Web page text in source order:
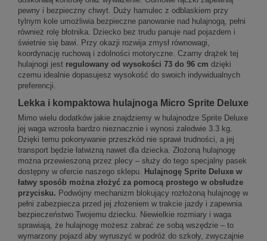
pewny i bezpieczny chwyt. Duży hamulec z odblaskiem przy
tylnym kole umożliwia bezpieczne panowanie nad hulajnogą, pełni
również rolę błotnika. Dziecko bez trudu panuje nad pojazdem i
świetnie się bawi. Przy okazji rozwija zmysł równowagi,
koordynację ruchową i zdolności motoryczne. Czarny drążek tej
hulajnogi jest regulowany od wysokości 73 do 96 cm dzięki
czemu idealnie dopasujesz wysokość do swoich indywidualnych
preferencji.
Lekka i kompaktowa hulajnoga Micro Sprite Deluxe
Mimo wielu dodatków jakie znajdziemy w hulajnodze Sprite Deluxe
jej waga wzrosła bardzo nieznacznie i wynosi zaledwie 3.3 kg.
Dzięki temu pokonywanie przeszkód nie sprawi trudności, a jej
transport będzie łatwizną nawet dla dziecka. Złożoną hulajnogę
można przewieszoną przez plecy – służy do tego specjalny pasek
dostępny w ofercie naszego sklepu. Hulajnogę Sprite Deluxe w
łatwy sposób można złożyć za pomocą prostego w obsłudze
przycisku. Podwójny mechanizm blokujący rozłożoną hulajnogę w
pełni zabezpiecza przed jej złożeniem w trakcie jazdy i zapewnia
bezpieczeństwo Twojemu dziecku. Niewielkie rozmiary i waga
sprawiają, że hulajnogę możesz zabrać ze sobą wszędzie – to
wymarzony pojazd aby wyruszyć w podróż do szkoły, zwyczajnie